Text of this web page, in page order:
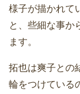
様子が描かれて
と、些細な事か
ます。
拓也は爽子との
輪をつけている